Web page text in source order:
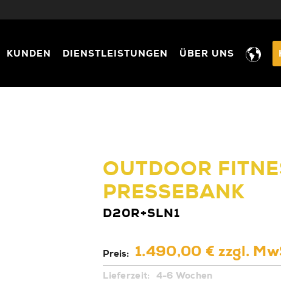
KUNDEN DIENSTLEISTUNGEN ÜBER UNS
OUTDOOR
PRESSEBANK
D20R+SLN1
Preis: 1.490,00 € zzgl.
Lieferzeit: 4-6 Wochen